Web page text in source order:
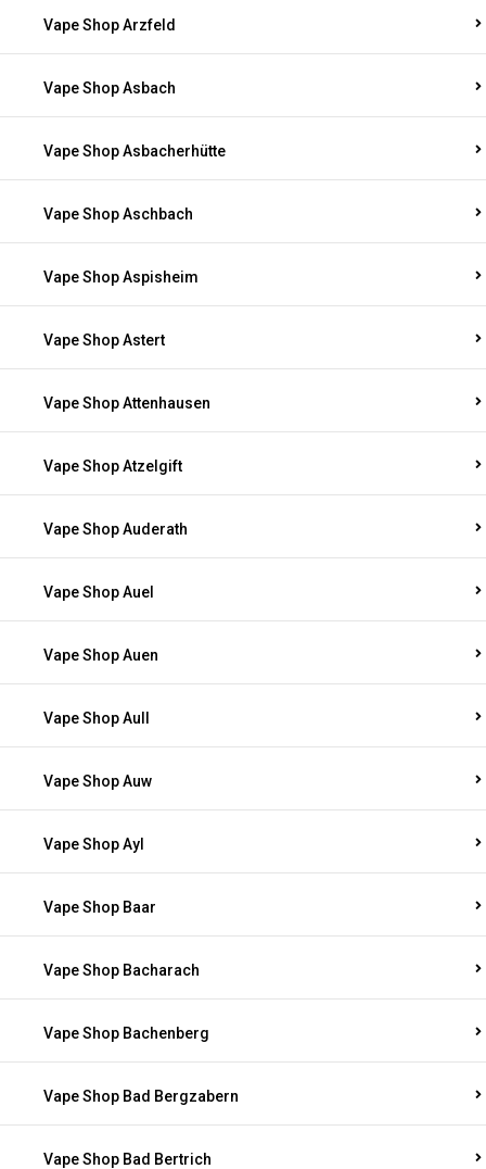
Vape Shop Arzfeld
Vape Shop Asbach
Vape Shop Asbacherhütte
Vape Shop Aschbach
Vape Shop Aspisheim
Vape Shop Astert
Vape Shop Attenhausen
Vape Shop Atzelgift
Vape Shop Auderath
Vape Shop Auel
Vape Shop Auen
Vape Shop Aull
Vape Shop Auw
Vape Shop Ayl
Vape Shop Baar
Vape Shop Bacharach
Vape Shop Bachenberg
Vape Shop Bad Bergzabern
Vape Shop Bad Bertrich